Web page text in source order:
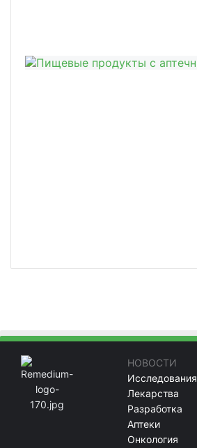
НОВОСТИ
Исследования
Лекарства
Разработка
Аптеки
Онкология